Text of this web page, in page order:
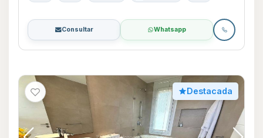
Consultar Whatsapp
Destacada